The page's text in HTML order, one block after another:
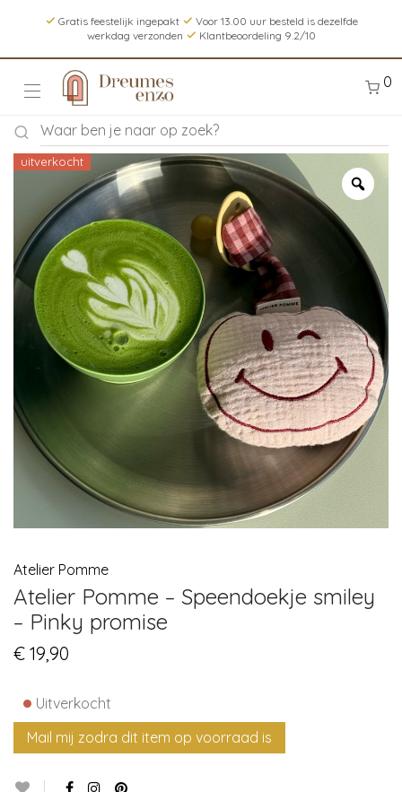
Gratis feestelijk ingepakt
Voor 13.00 uur besteld is dezelfde
werkdag verzonden
Klantbeoordeling 9.2/10
0
uitverkocht
Atelier Pomme
Atelier Pomme – Speendoekje smiley
– Pinky promise
€ 19,90
• Uitverkocht